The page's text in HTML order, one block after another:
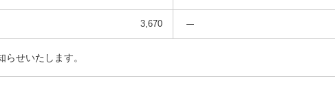
3,670
せいたします。